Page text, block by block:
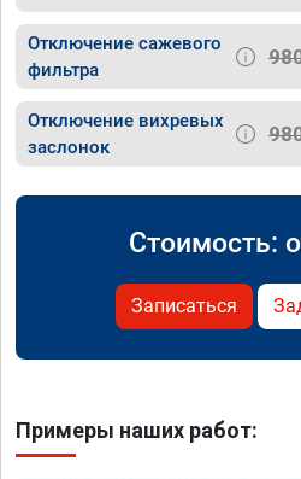
Отключение сажевого
фильтра
Отключение вихревых
заслонок
Стоимость:
Записаться
Примеры наших работ: